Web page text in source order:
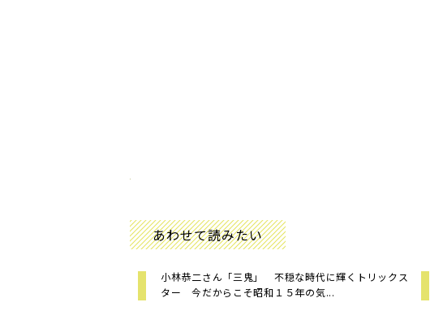
あわせて読みたい
小林恭二さん「三鬼」 不穏な時代に輝くトリックス
ター 今だからこそ昭和１５年の気...